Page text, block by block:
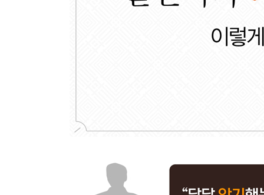
무서운 호랑이. 피로써 이룬 세조의 ‘왕권 강화’·165
- 모사꾼 한명회, 수양대군을 왕으로 만들기 위해
단명한 호랑이. 12세에 아들을 낳은 임금·187
【 제9대 성종 】